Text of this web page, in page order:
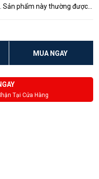
Sản phẩm này thường được
MUA NGAY
Tại Cửa Hàng